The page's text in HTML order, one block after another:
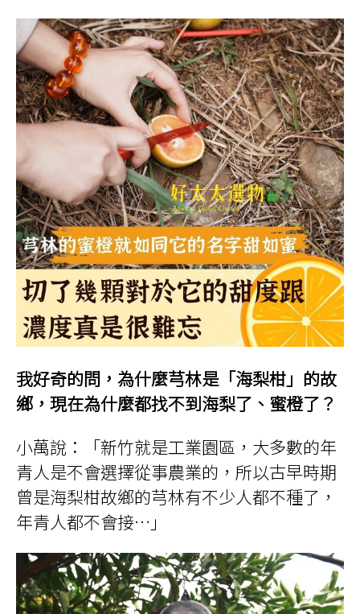
我好奇的問，為什麼芎林是「海梨柑」的故
鄉，現在為什麼都找不到海梨了、蜜橙了？
小萬說：「新竹就是工業園區，大多數的年
青人是不會選擇從事農業的，所以古早時期
曾是海梨柑故鄉的芎林有不少人都不種了，
年青人都不會接…」